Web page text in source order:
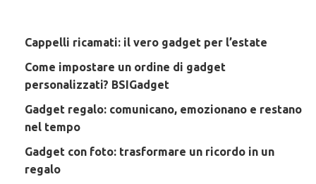
Cappelli ricamati: il vero gadget per l’estate
Come impostare un ordine di gadget
personalizzati? BSIGadget
Gadget regalo: comunicano, emozionano e restano
nel tempo
Gadget con foto: trasformare un ricordo in un
regalo